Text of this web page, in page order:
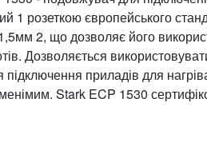
1 розеткою європейського
2, що дозволяє його
Дозволяється
приладів для
Stark ECP 1530